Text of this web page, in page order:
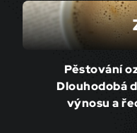
Pěstování
Dlouhodobá
výnosu a